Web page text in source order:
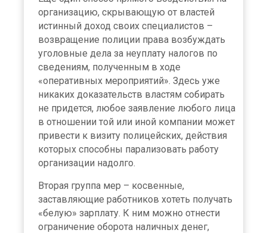
организацию, скрывающую от властей
истинный доход своих специалистов –
возвращение полиции права возбуждать
уголовные дела за неуплату налогов по
сведениям, полученным в ходе
«оперативных мероприятий». Здесь уже
никаких доказательств властям собирать
не придется, любое заявление любого лица
в отношении той или иной компании может
привести к визиту полицейских, действия
которых способны парализовать работу
организации надолго.
Вторая группа мер – косвенные,
заставляющие работников хотеть получать
«белую» зарплату. К ним можно отнести
ограничение оборота наличных денег,